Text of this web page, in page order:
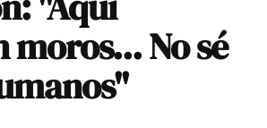
moros... No sé